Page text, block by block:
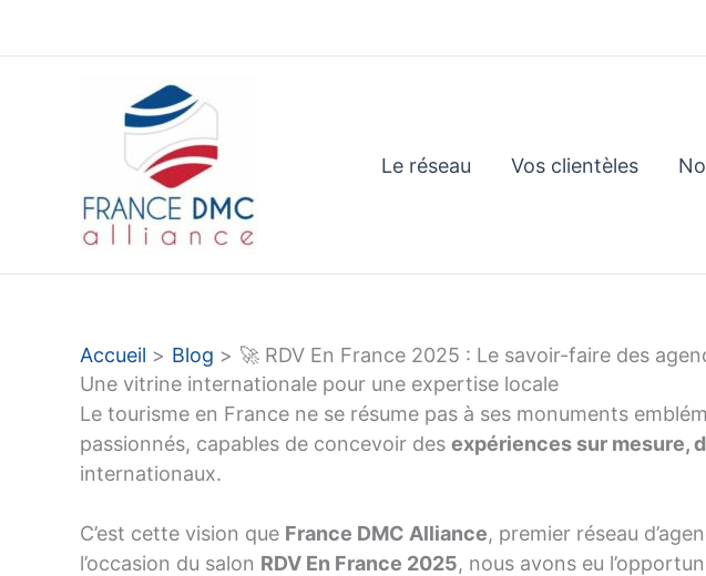
Le réseau Vos clientèles
Accueil Blog
🚀 RDV En France 2025 : Le savoir-faire des
Une vitrine internationale pour une expertise locale
Le tourisme en France ne se résume pas à ses monuments
passionnés, capables de concevoir des expériences sur mesure,
internationaux.
C’est cette vision que France DMC Alliance, premier réseau
l’occasion du salon RDV En France 2025, nous avons eu